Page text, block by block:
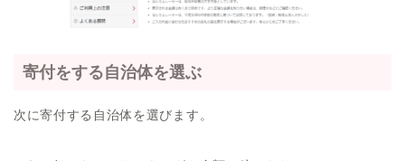
寄付をする自治体を選ぶ
次に寄付する自治体を選びます。